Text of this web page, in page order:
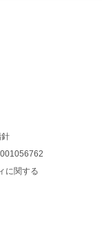
に関する